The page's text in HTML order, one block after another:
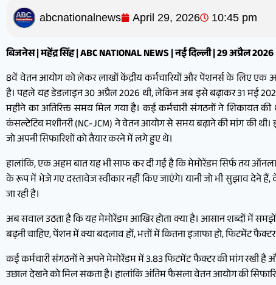
abcnationalnews April 29, 2026 10:45 pm
बिजनेस | महेंद्र सिंह | ABC NATIONAL NEWS | नई दिल्ली | 29 अप्रैल 2026
8वें वेतन आयोग को लेकर लाखों केंद्रीय कर्मचारियों और पेंशनर्स के लिए एक
है। पहले यह डेडलाइन 30 अप्रैल 2026 थी, लेकिन अब इसे बढ़ाकर 31 मई
महीने का अतिरिक्त समय मिल गया है। कई कर्मचारी संगठनों ने
कंसल्टेटिव मशीनरी (NC-JCM) ने वेतन आयोग से समय बढ़ाने की मांग की
जो अपनी सिफारिशों को तैयार करने में लगे हुए थे।
हालांकि, एक अहम बात यह भी साफ कर दी गई है कि मेमोरेंडम सिर्फ तय
के रूप में भेजे गए दस्तावेज स्वीकार नहीं किए जाएंगे। यानी जो भी सुझाव देने हैं,
जा रही है।
अब सवाल उठता है कि यह मेमोरेंडम आखिर होता क्या है। आसान शब्दों में
बढ़नी चाहिए, पेंशन में क्या बदलाव हों, भत्तों में कितना इजाफा हो, फिटमेंट
कई कर्मचारी संगठनों ने अपने मेमोरेंडम में 3.83 फिटमेंट फैक्टर की मांग रखी है
उछाल देखने को मिल सकता है। हालांकि अंतिम फैसला वेतन आयोग की